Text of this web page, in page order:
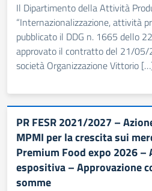
Il Dipartimento della Attività
“Internazionalizzazione, attività
pubblicato il DDG n. 1665 dello
approvato il contratto del 21/
società Organizzazione Vittorio
PR FESR 2021/2027 –
MPMI per la crescita sui
Premium Food expo 2026
espositiva – Approvazione
somme